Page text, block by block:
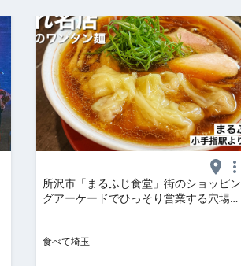
所沢市「まるふじ食堂」街のショッピン
グアーケードでひっそり営業する穴場ラ
食べて埼玉